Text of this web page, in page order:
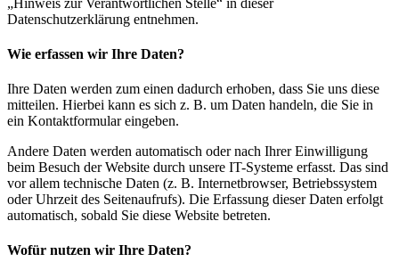
Datenschutzerklärung entnehmen.
Wie erfassen wir Ihre Daten?
Ihre Daten werden zum einen dadurch erhoben, dass Sie uns diese
mitteilen. Hierbei kann es sich z. B. um Daten handeln, die Sie in
ein Kontaktformular eingeben.
Andere Daten werden automatisch oder nach Ihrer Einwilligung
beim Besuch der Website durch unsere IT-Systeme erfasst. Das sind
vor allem technische Daten (z. B. Internetbrowser, Betriebssystem
oder Uhrzeit des Seitenaufrufs). Die Erfassung dieser Daten erfolgt
automatisch, sobald Sie diese Website betreten.
Wofür nutzen wir Ihre Daten?